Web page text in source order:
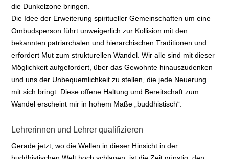
die Dunkelzone bringen.
Die Idee der Erweiterung spiritueller Gemeinschaften um eine
Ombudsperson führt unweigerlich zur Kollision mit den
bekannten patriarchalen und hierarchischen Traditionen und
erfordert Mut zum strukturellen Wandel. Wir alle sind mit dieser
Möglichkeit aufgefordert, über das Gewohnte hinauszudenken
und uns der Unbequemlichkeit zu stellen, die jede Neuerung
mit sich bringt. Diese offene Haltung und Bereitschaft zum
Wandel erscheint mir in hohem Maße „buddhistisch“.
Lehrerinnen und Lehrer qualifizieren
Gerade jetzt, wo die Wellen in dieser Hinsicht in der